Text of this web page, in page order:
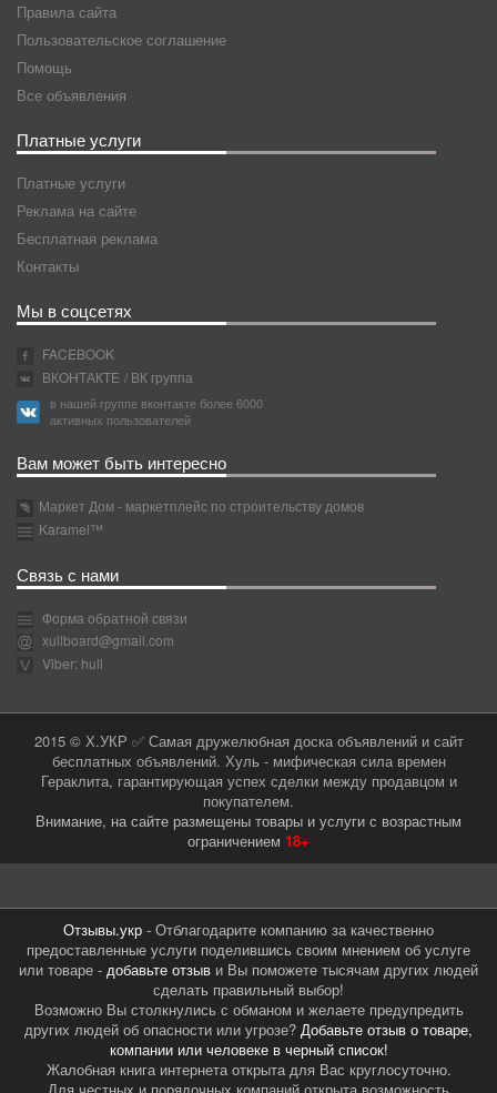
Правила сайта
Пользовательское соглашение
Помощь
Все объявления
Платные услуги
Платные услуги
Реклама на сайте
Бесплатная реклама
Контакты
Мы в соцсетях
FACEBOOK
ВКОНТАКТЕ / ВК группа
в нашей группе вконтакте более 6000
активных пользователей
Вам может быть интересно
Маркет Дом - маркетплейс по строительству домов
Karamel™
Связь с нами
Форма обратной связи
xullboard@gmail.com
Viber: hull
2015 © Х.УКР ✅ Самая дружелюбная доска объявлений и сайт
бесплатных объявлений. Хуль - мифическая сила времен
Гераклита, гарантирующая успех сделки между продавцом и
покупателем.
Внимание, на сайте размещены товары и услуги с возрастным
ограничением 18+
Отзывы.укр - Отблагодарите компанию за качественно
предоставленные услуги поделившись своим мнением об услуге
или товаре - добавьте отзыв и Вы поможете тысячам других людей
сделать правильный выбор!
Возможно Вы столкнулись с обманом и желаете предупредить
других людей об опасности или угрозе? Добавьте отзыв о товаре,
компании или человеке в черный список!
Жалобная книга интернета открыта для Вас круглосуточно.